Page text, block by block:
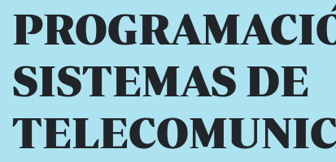
SISTEMAS DE